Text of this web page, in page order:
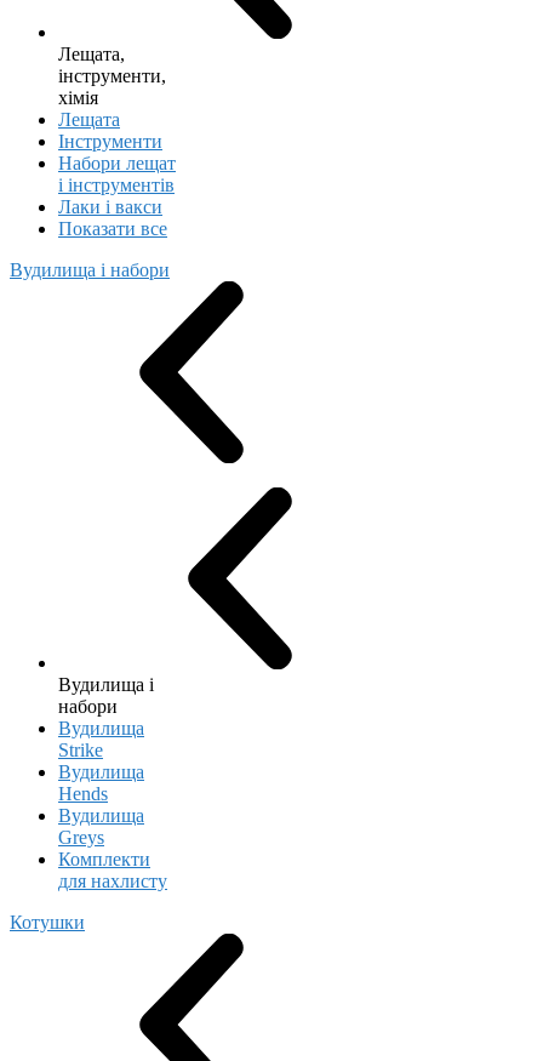
Лещата,
інструменти,
хімія
Лещата
Інструменти
Набори лещат
і інструментів
Лаки і вакси
Показати все
Вудилища і набори
Вудилища і
набори
Вудилища
Strike
Вудилища
Hends
Вудилища
Greys
Комплекти
для нахлисту
Котушки